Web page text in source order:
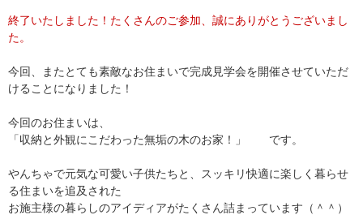
終了いたしました！たくさんのご参加、誠にありがとうございまし
た。
今回、またとても素敵なお住まいで完成見学会を開催させていただ
けることになりました！
今回のお住まいは、
「収納と外観にこだわった無垢の木のお家！」 です。
やんちゃで元気な可愛い子供たちと、スッキリ快適に楽しく暮らせ
る住まいを追及された
お施主様の暮らしのアイディアがたくさん詰まっています（＾＾）